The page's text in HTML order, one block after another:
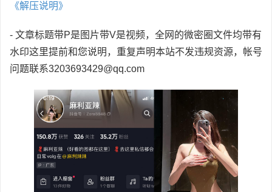
《解压说明》
- 文章标题带P是图片带V是视频，全网的微密圈文件均带有
水印这里提前和您说明，重复声明本站不发违规资源，帐号
问题联系3203693429@qq.com